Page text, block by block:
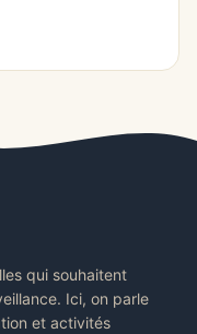
qui souhaitent
Ici, on parle
et activités